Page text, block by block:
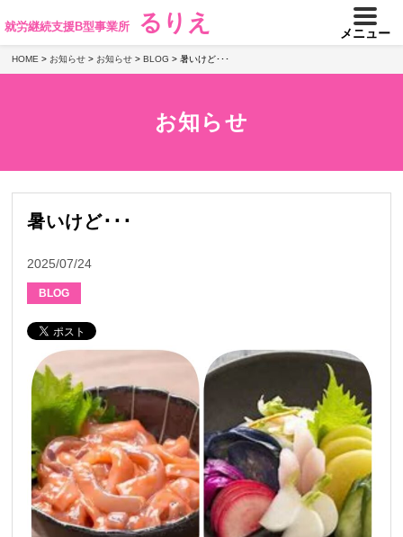
就労継続支援B型事業所 るりえ メニュー
HOME > お知らせ > お知らせ > BLOG > 暑いけど･･･
お知らせ
暑いけど･･･
2025/07/24
BLOG